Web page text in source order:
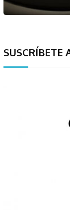
SUSCRÍBETE